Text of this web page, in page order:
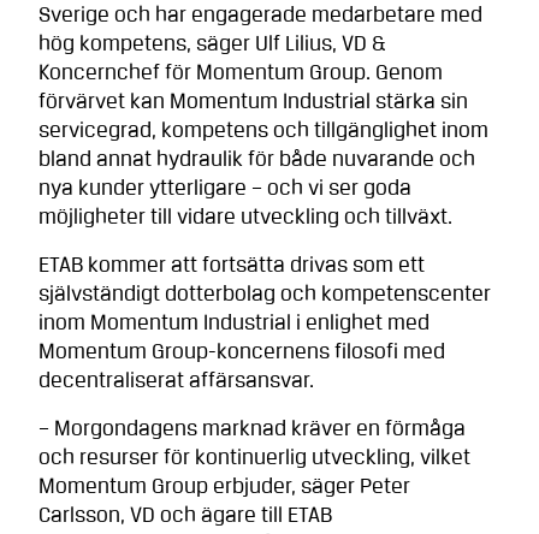
Sverige och har engagerade medarbetare med
hög kompetens, säger Ulf Lilius, VD &
Koncernchef för Momentum Group. Genom
förvärvet kan Momentum Industrial stärka sin
servicegrad, kompetens och tillgänglighet inom
bland annat hydraulik för både nuvarande och
nya kunder ytterligare – och vi ser goda
möjligheter till vidare utveckling och tillväxt.
ETAB kommer att fortsätta drivas som ett
självständigt dotterbolag och kompetenscenter
inom Momentum Industrial i enlighet med
Momentum Group-koncernens filosofi med
decentraliserat affärsansvar.
– Morgondagens marknad kräver en förmåga
och resurser för kontinuerlig utveckling, vilket
Momentum Group erbjuder, säger Peter
Carlsson, VD och ägare till ETAB